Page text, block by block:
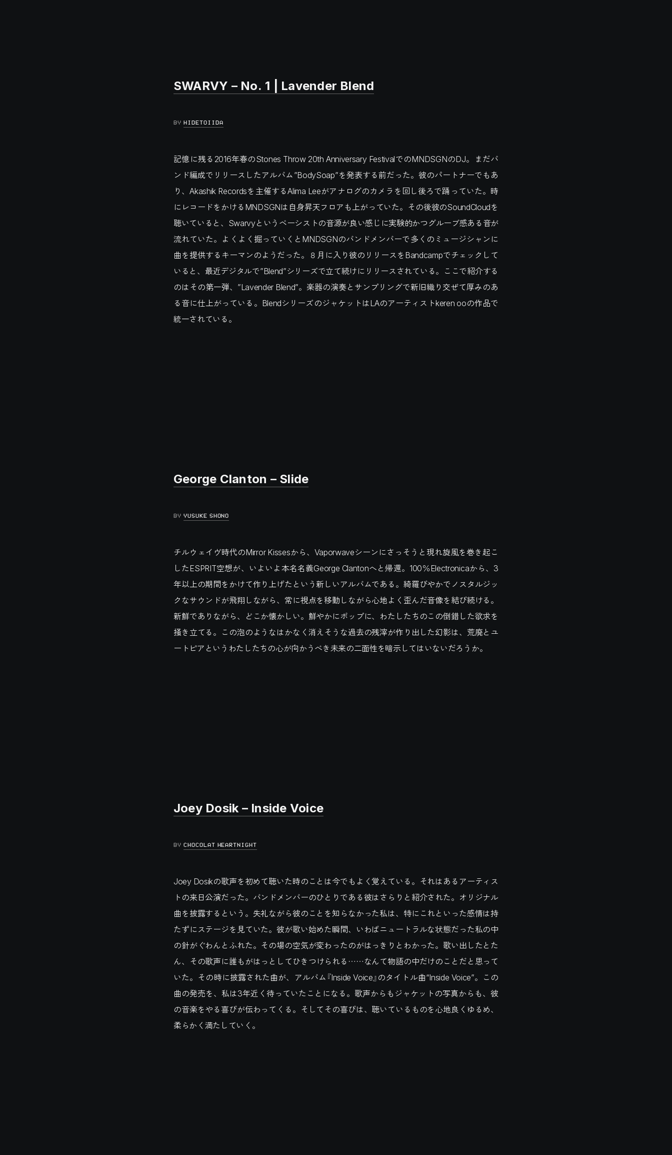
SWARVY – No. 1 | Lavender Blend
BY HIDETOIIDA
記憶に残る2016年春のStones Throw 20th Anniversary FestivalでのMNDSGNのDJ。まだバ
ンド編成でリリースしたアルバム”BodySoap”を発表する前だった。彼のパートナーでもあ
り、Akashik Recordsを主催するAlima Leeがアナログのカメラを回し後ろで踊っていた。時
にレコードをかけるMNDSGNは自身昇天フロアも上がっていた。その後彼のSoundCloudを
聴いていると、Swarvyというベーシストの音源が良い感じに実験的かつグルーブ感ある音が
流れていた。よくよく掘っていくとMNDSGNのバンドメンバーで多くのミュージシャンに
曲を提供するキーマンのようだった。８月に入り彼のリリースをBandcampでチェックして
いると、最近デジタルで”Blend”シリーズで立て続けにリリースされている。ここで紹介する
のはその第一弾、”Lavender Blend”。楽器の演奏とサンプリングで新旧織り交ぜて厚みのあ
る音に仕上がっている。BlendシリーズのジャケットはLAのアーティストkeren ooの作品で
統一されている。
George Clanton – Slide
BY YUSUKE SHONO
チルウェイヴ時代のMirror Kissesから、Vaporwaveシーンにさっそうと現れ旋風を巻き起こ
したESPRIT空想が、いよいよ本名名義George Clantonへと帰還。100％Electronicaから、3
年以上の期間をかけて作り上げたという新しいアルバムである。綺羅びやかでノスタルジッ
クなサウンドが飛翔しながら、常に視点を移動しながら心地よく歪んだ音像を結び続ける。
新鮮でありながら、どこか懐かしい。鮮やかにポップに、わたしたちのこの倒錯した欲求を
掻き立てる。この泡のようなはかなく消えそうな過去の残滓が作り出した幻影は、荒廃とユ
ートピアというわたしたちの心が向かうべき未来の二面性を暗示してはいないだろうか。
Joey Dosik – Inside Voice
BY CHOCOLAT HEARTNIGHT
Joey Dosikの歌声を初めて聴いた時のことは今でもよく覚えている。それはあるアーティス
トの来日公演だった。バンドメンバーのひとりである彼はさらりと紹介された。オリジナル
曲を披露するという。失礼ながら彼のことを知らなかった私は、特にこれといった感情は持
たずにステージを見ていた。彼が歌い始めた瞬間、いわばニュートラルな状態だった私の中
の針がぐわんとふれた。その場の空気が変わったのがはっきりとわかった。歌い出したとた
ん、その歌声に誰もがはっとしてひきつけられる……なんて物語の中だけのことだと思って
いた。その時に披露された曲が、アルバム『Inside Voice』のタイトル曲“Inside Voice”。この
曲の発売を、私は3年近く待っていたことになる。歌声からもジャケットの写真からも、彼
の音楽をやる喜びが伝わってくる。そしてその喜びは、聴いているものを心地良くゆるめ、
柔らかく満たしていく。